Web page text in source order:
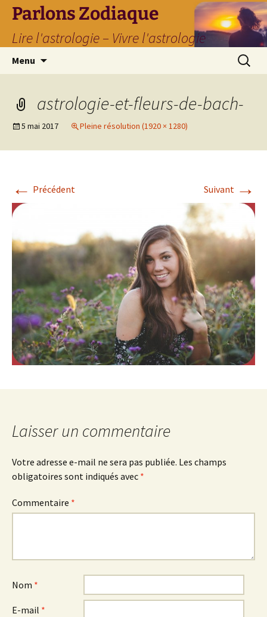
Parlons Zodiaque
Lire l'astrologie – Vivre l'astrologie
Menu
astrologie-et-fleurs-de-bach-
5 mai 2017 Pleine résolution (1920 × 1280)
← Précédent Suivant →
Laisser un commentaire
Votre adresse e-mail ne sera pas publiée. Les champs
obligatoires sont indiqués avec *
Commentaire *
Nom *
E-mail *